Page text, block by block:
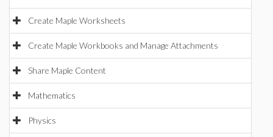
Create Maple Worksheets
Create Maple Workbooks and Manage Attachments
Share Maple Content
Mathematics
Physics